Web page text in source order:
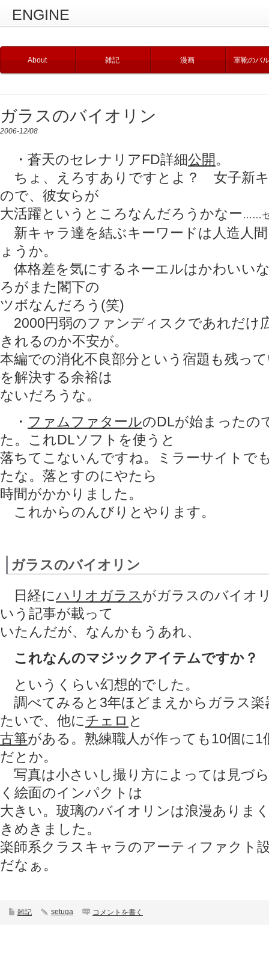
ENGINE
About 雑記 漫画 軍靴のバ
ガラスのバイオリン
2006-12/08
・蒼天のセレナリアFD詳細公開。
ちょ、えろすありですとよ？ 女子新
ので、彼女らが
大活躍というところなんだろうかなー ……セ
新キャラ達を結ぶキーワードは人造人
ょうか。
体格差を気にするネーエルはかわいい
ろがまた閣下の
ツボなんだろう(笑)
2000円弱のファンディスクであれだけ
きれるのか不安が。
本編での消化不良部分という宿題も残っ
を解決する余裕は
ないだろうな。
・ ファムファタールのDLが始まったの
た。これDLソフトを使うと
落ちてこないんですね。ミラーサイトで
たな。落とすのにやたら
時間がかかりました。
これからのんびりとやります。
ガラスのバイオリン
日経にハリオガラスがガラスのバイオ
いう記事が載って
いたんだが、なんかもうあれ、
これなんのマジックアイテムですか？
というくらい幻想的でした。
調べてみると3年ほどまえからガラス楽
たいで、他にチェロ と
古箏がある。熟練職人が作っても10個に
だとか。
写真は小さいし撮り方によっては見づ
く絵面のインパクトは
大きい。玻璃のバイオリンは浪漫ありま
きめきました。
楽師系クラスキャラのアーティファクト
だなぁ。
雑記 setuga コメントを書く